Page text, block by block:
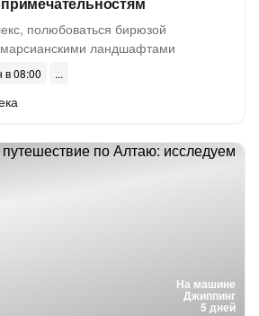
полюбоваться бирюзой
марсианскими ландшафтами
в 08:00
На машине
Джиппинг
5 дней